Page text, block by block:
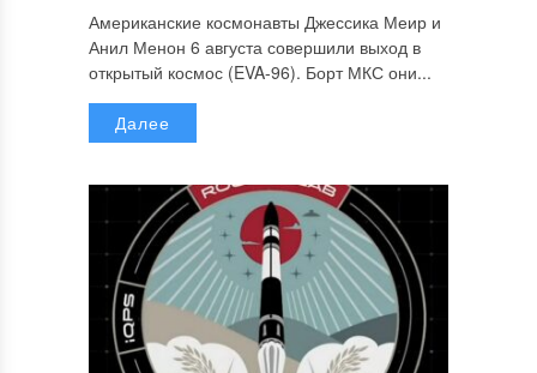
Американские космонавты Джессика Меир и
Анил Менон 6 августа совершили выход в
открытый космос (EVA-96). Борт МКС они...
Далее